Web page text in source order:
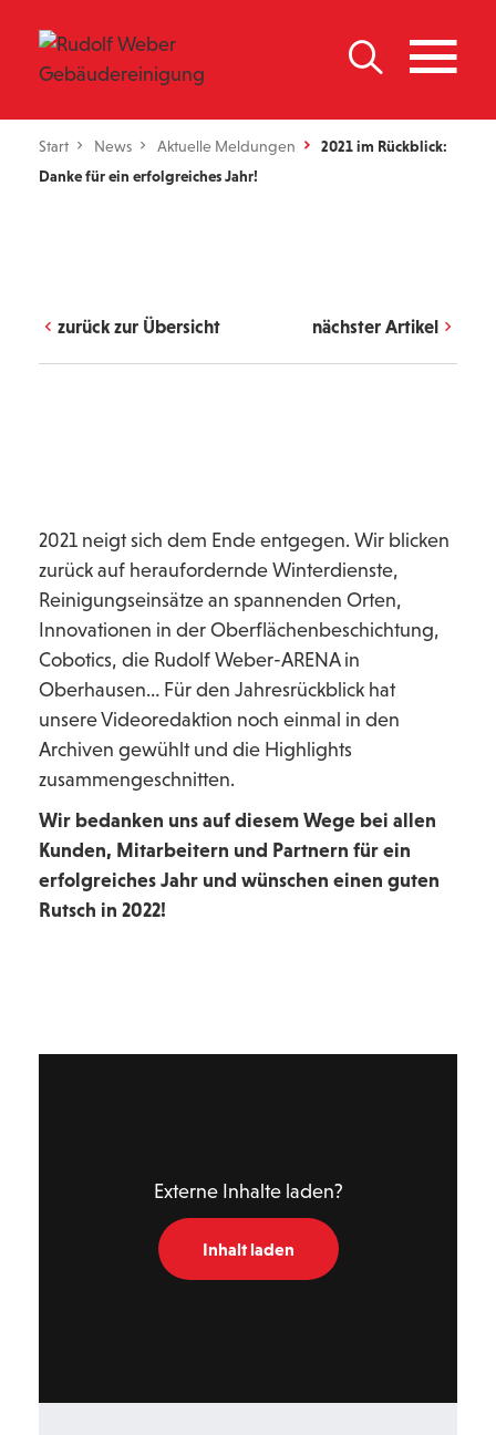
Start News Aktuelle Meldungen
2021 im Rückblick:
Danke für ein erfolgreiches Jahr!
zurück zur Übersicht nächster Artikel
2021 neigt sich dem Ende entgegen. Wir blicken
zurück auf heraufordernde Winterdienste,
Reinigungseinsätze an spannenden Orten,
Innovationen in der Oberflächenbeschichtung,
Cobotics, die Rudolf Weber-ARENA in
Oberhausen… Für den Jahresrückblick hat
unsere Videoredaktion noch einmal in den
Archiven gewühlt und die Highlights
zusammengeschnitten.
Wir bedanken uns auf diesem Wege bei allen
Kunden, Mitarbeitern und Partnern für ein
erfolgreiches Jahr und wünschen einen guten
Rutsch in 2022!
Externe Inhalte laden?
Inhalt laden